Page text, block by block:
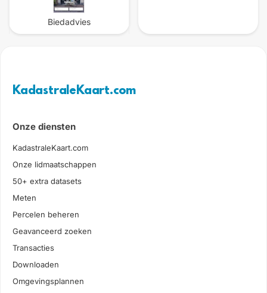
Biedadvies
KadastraleKaart.com
Onze diensten
KadastraleKaart.com
Onze lidmaatschappen
50+ extra datasets
Meten
Percelen beheren
Geavanceerd zoeken
Transacties
Downloaden
Omgevingsplannen